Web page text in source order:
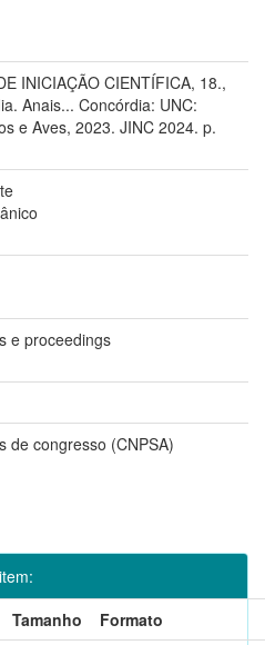
INICIAÇÃO CIENTÍFICA, 18.,
Anais... Concórdia: UNC:
e Aves, 2023. JINC 2024. p.
e proceedings
de congresso (CNPSA)
Tamanho
Formato